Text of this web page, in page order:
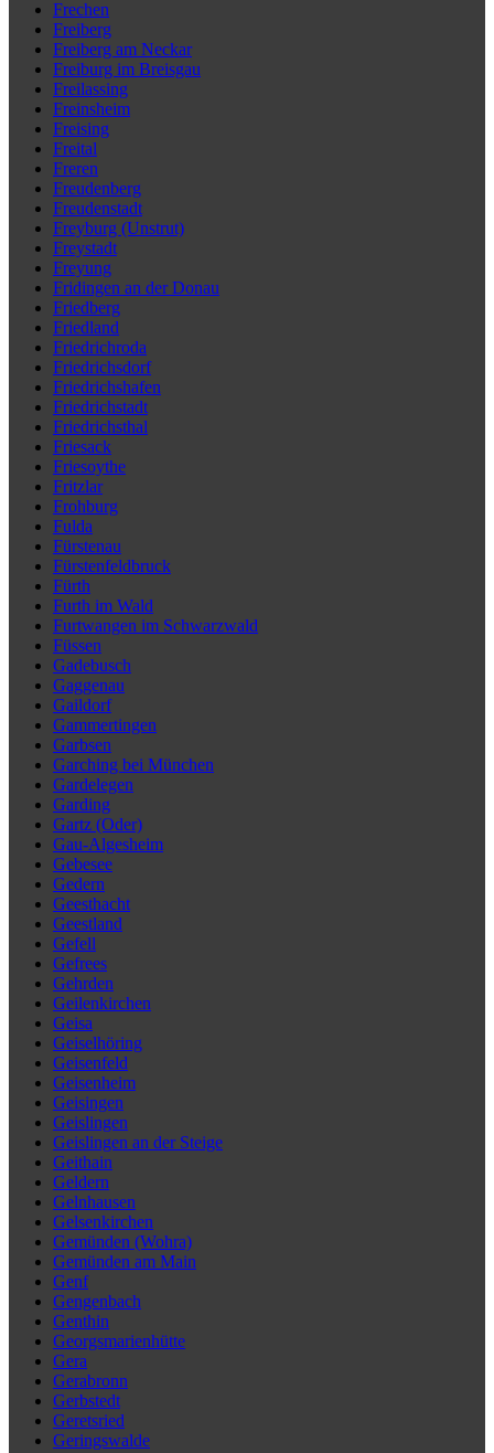
Frechen
Freiberg
Freiberg am Neckar
Freiburg im Breisgau
Freilassing
Freinsheim
Freising
Freital
Freren
Freudenberg
Freudenstadt
Freyburg (Unstrut)
Freystadt
Freyung
Fridingen an der Donau
Friedberg
Friedland
Friedrichroda
Friedrichsdorf
Friedrichshafen
Friedrichstadt
Friedrichsthal
Friesack
Friesoythe
Fritzlar
Frohburg
Fulda
Fürstenau
Fürstenfeldbruck
Fürth
Furth im Wald
Furtwangen im Schwarzwald
Füssen
Gadebusch
Gaggenau
Gaildorf
Gammertingen
Garbsen
Garching bei München
Gardelegen
Garding
Gartz (Oder)
Gau-Algesheim
Gebesee
Gedern
Geesthacht
Geestland
Gefell
Gefrees
Gehrden
Geilenkirchen
Geisa
Geiselhöring
Geisenfeld
Geisenheim
Geisingen
Geislingen
Geislingen an der Steige
Geithain
Geldern
Gelnhausen
Gelsenkirchen
Gemünden (Wohra)
Gemünden am Main
Genf
Gengenbach
Genthin
Georgsmarienhütte
Gera
Gerabronn
Gerbstedt
Geretsried
Geringswalde